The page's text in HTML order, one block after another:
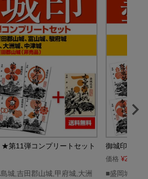
第11弾コンプリートセット
城,吉田郡山城,甲府城,大洲
御城印『墨
価格 ¥2,640
■盛岡城,唐